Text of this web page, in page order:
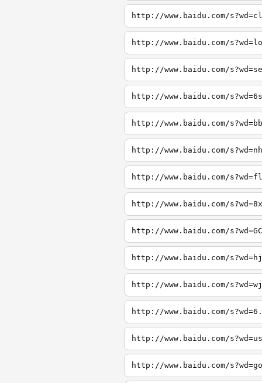
http://www.baidu.com/
http://www.baidu.com/
http://www.baidu.com/
http://www.baidu.com/
http://www.baidu.com/
http://www.baidu.com/
http://www.baidu.com/
http://www.baidu.com/
http://www.baidu.com/
http://www.baidu.com/
http://www.baidu.com/
http://www.baidu.com/
http://www.baidu.com/
http://www.baidu.com/